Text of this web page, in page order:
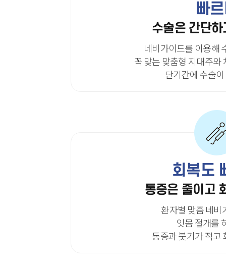
빠
수술은 간단
네비가이드를 이용해
꼭 맞는 맞춤형 지대주와
단기간에 수술
회복도
통증은 줄이고
환자별 맞춤 네비
잇몸 절개를
통증과 붓기가 적고